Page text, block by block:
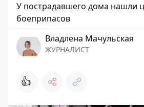
У пострадавшего дома нашли
боеприпасов
Владлена Мачульская
ЖУРНАЛИСТ
👍